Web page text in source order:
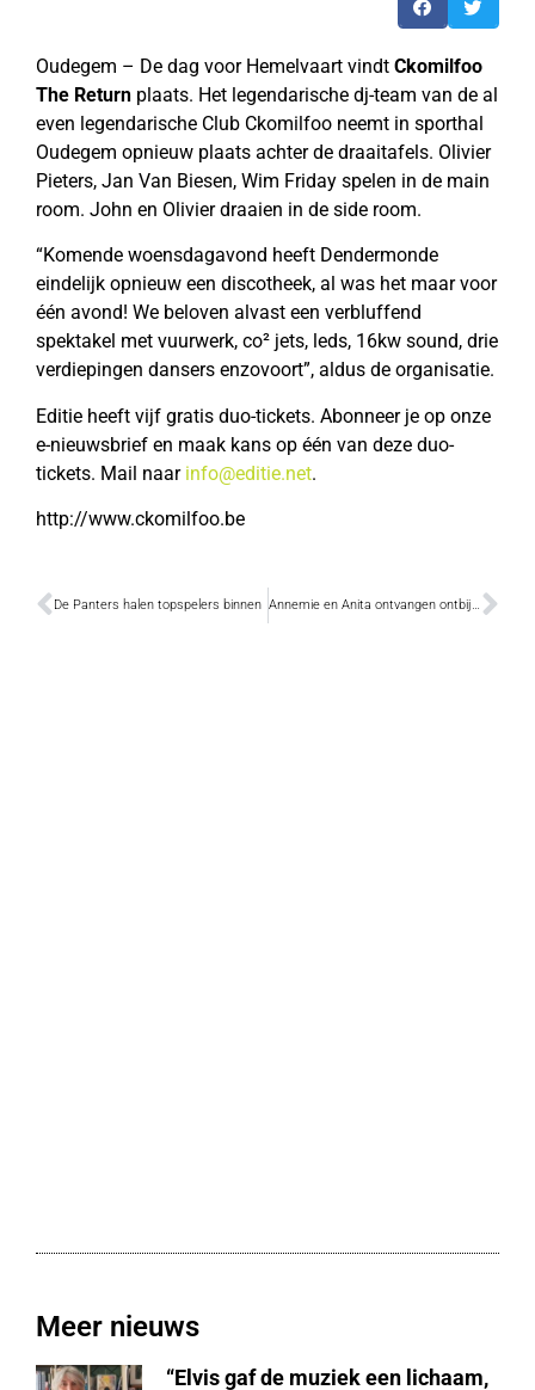
Oudegem – De dag voor Hemelvaart vindt Ckomilfoo
The Return plaats. Het legendarische dj-team van de al
even legendarische Club Ckomilfoo neemt in sporthal
Oudegem opnieuw plaats achter de draaitafels. Olivier
Pieters, Jan Van Biesen, Wim Friday spelen in de main
room. John en Olivier draaien in de side room.
“Komende woensdagavond heeft Dendermonde
eindelijk opnieuw een discotheek, al was het maar voor
één avond! We beloven alvast een verbluffend
spektakel met vuurwerk, co² jets, leds, 16kw sound, drie
verdiepingen dansers enzovoort”, aldus de organisatie.
Editie heeft vijf gratis duo-tickets. Abonneer je op onze
e-nieuwsbrief en maak kans op één van deze duo-
tickets. Mail naar info@editie.net.
http://www.ckomilfoo.be
De Panters halen topspelers binnen Annemie en Anita ontvangen ontbijtmand op moederdag
Meer nieuws
“Elvis gaf de muziek een lichaam,